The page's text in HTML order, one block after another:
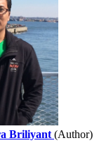
Briliyant (Author)